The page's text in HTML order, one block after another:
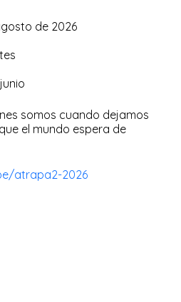
de 2026
somos cuando dejamos
el mundo espera de
atrapa2-2026